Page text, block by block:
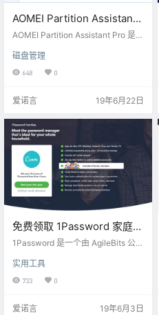
AOMEI Partition Assistant
Pro[Windows][$39.95→0]
AOMEI Partition Assistant Pro 是一
件，可以用来对分区进行创建、调
整大小、移动、合并、拆分等操
盘，对于要更换固态硬盘而又不想
快捷。软件支持Windows 10，Win
dows 8.1 / 8，Windows 7，Vista和
XP（32…
磁盘管理
648 0
爱诺言 19年6月22日
免费领取 1Password 家庭版
一年会员[全平台]
1Password 是一个由 AgileBits 公司
放各种不同的密码，除普通登录密
码，信用卡、软件许可证等敏感信
息也可一同存放在PBKDF2加密的虚
1Password，你只需要记住一个密
实用工具
733 0
爱诺言 19年6月3日